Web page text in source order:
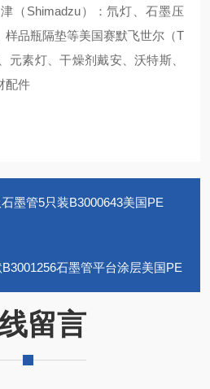
（Shimadzu）：氘灯、石墨压
样品瓶隔垫等美国赛默飞世尔（T
元素灯、干燥剂戴安、沃特斯、
配件
墨管5只装B3000643美国PE
石墨管平台涂层美国PE
留言